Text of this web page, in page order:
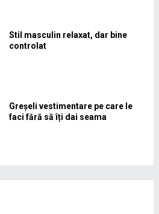
Stil masculin relaxat, dar bine
controlat
Greșeli vestimentare pe care le
faci fără să îți dai seama